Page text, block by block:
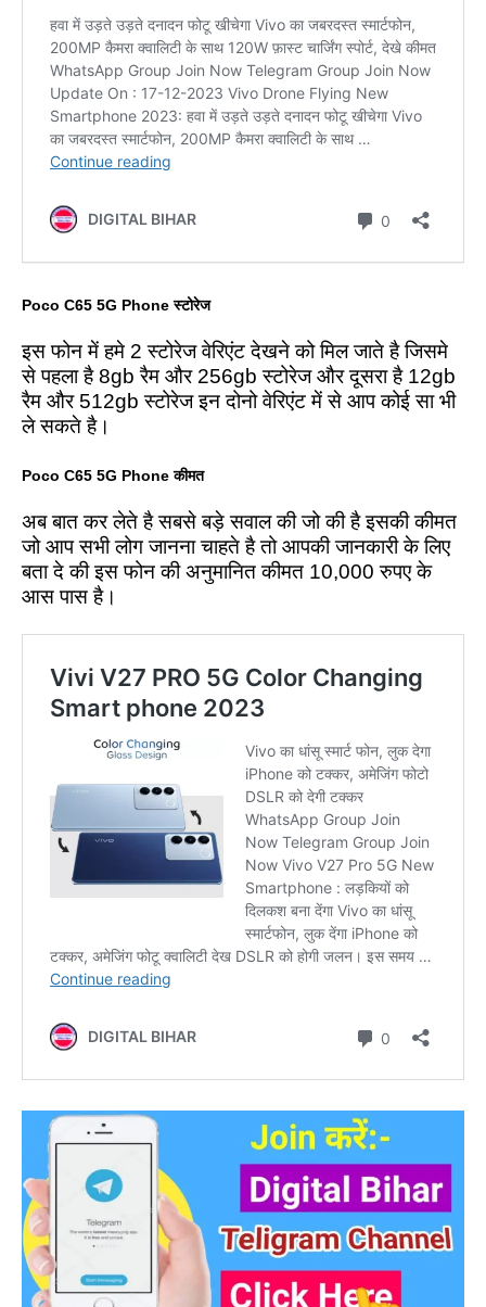
Poco C65 5G Phone स्टोरेज
इस फोन में हमे 2 स्टोरेज वेरिएंट देखने को मिल जाते है जिसमे
से पहला है 8gb रैम और 256gb स्टोरेज और दूसरा है 12gb
रैम और 512gb स्टोरेज इन दोनो वेरिएंट में से आप कोई सा भी
ले सकते है।
Poco C65 5G Phone कीमत
अब बात कर लेते है सबसे बड़े सवाल की जो की है इसकी कीमत
जो आप सभी लोग जानना चाहते है तो आपकी जानकारी के लिए
बता दे की इस फोन की अनुमानित कीमत 10,000 रुपए के
आस पास है।